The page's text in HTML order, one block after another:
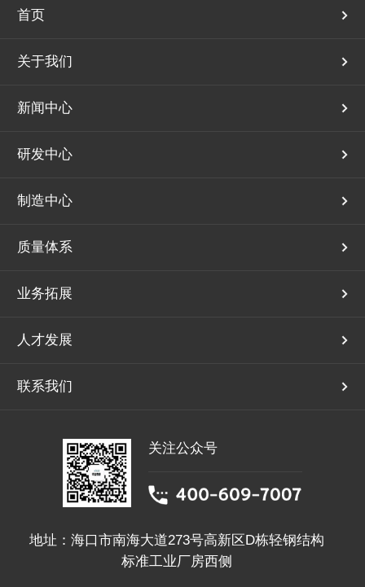
首页
关于我们
新闻中心
研发中心
制造中心
质量体系
业务拓展
人才发展
联系我们
关注公众号
地址：海口市南海大道273号高新区D栋轻钢结构
标准工业厂房西侧